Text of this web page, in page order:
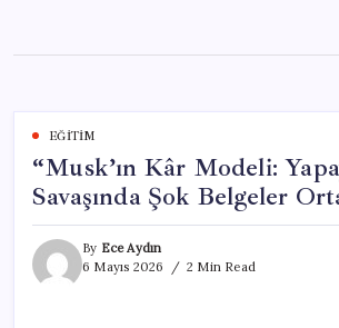
content
EĞITIM
“Musk’ın Kâr Modeli:
Savaşında Şok Belgeler
By Ece Aydın
6 Mayıs 2026
2 Min Read